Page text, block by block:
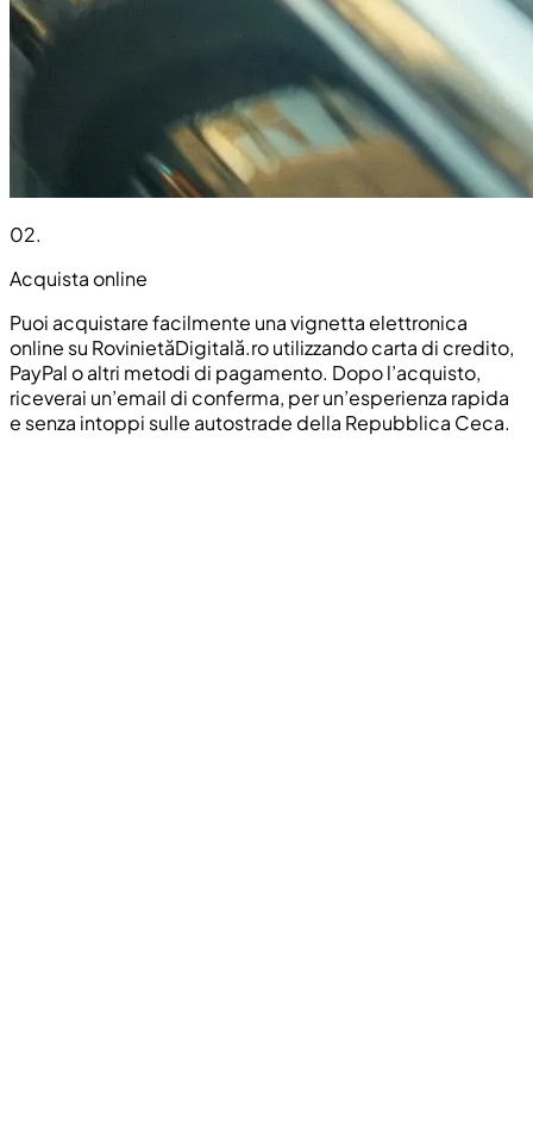
02.
Acquista online
Puoi acquistare facilmente una vignetta elettronica
online su RovinietăDigitală.ro utilizzando carta di credito,
PayPal o altri metodi di pagamento. Dopo l’acquisto,
riceverai un’email di conferma, per un’esperienza rapida
e senza intoppi sulle autostrade della Repubblica Ceca.